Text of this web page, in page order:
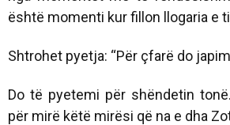
është momenti kur fillon llogaria e
Shtrohet pyetja: “Për çfarë do
Do të pyetemi për shëndetin
për mirë këtë mirësi që na e dha